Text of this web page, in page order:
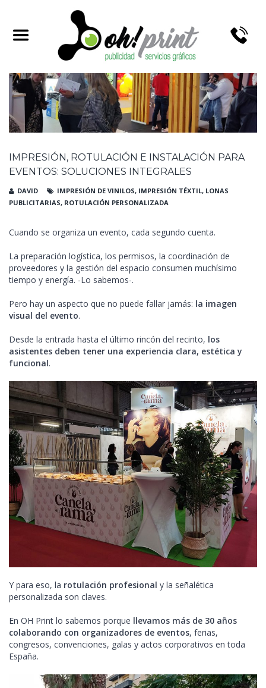
IMPRESIÓN, ROTULACIÓN E INSTALACIÓN PARA
EVENTOS: SOLUCIONES INTEGRALES
DAVID IMPRESIÓN DE VINILOS, IMPRESIÓN TÉXTIL, LONAS
PUBLICITARIAS, ROTULACIÓN PERSONALIZADA
Cuando se organiza un evento, cada segundo cuenta.
La preparación logística, los permisos, la coordinación de
proveedores y la gestión del espacio consumen muchísimo
tiempo y energía. -Lo sabemos-.
Pero hay un aspecto que no puede fallar jamás: la imagen
visual del evento.
Desde la entrada hasta el último rincón del recinto, los
asistentes deben tener una experiencia clara, estética y
funcional.
Y para eso, la rotulación profesional y la señalética
personalizada son claves.
En OH Print lo sabemos porque llevamos más de 30 años
colaborando con organizadores de eventos, ferias,
congresos, convenciones, galas y actos corporativos en toda
España.